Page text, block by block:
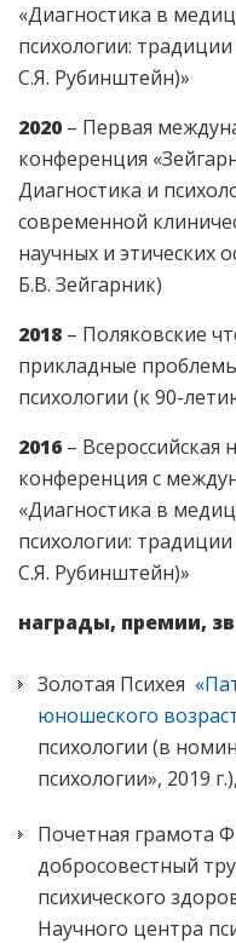
«Диагностика в
психологии:
С.Я. Рубинштейн)»
2020 – Первая
конференция
Диагностика и
современной
научных и этических
Б.В. Зейгарник)
2018 – Поляковские
прикладные
психологии (к 90-
2016 – Всероссийская
конференция с
«Диагностика в
психологии:
С.Я. Рубинштейн)»
награды, премии,
Золотая Психея
юношеского
психологии (в
психологии», 2019
Почетная грамота
добросовестный
психического
Научного центра